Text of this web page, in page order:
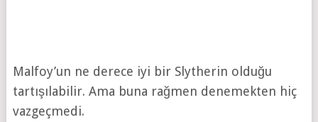
Malfoy’un ne derece iyi bir Slytherin olduğu
tartışılabilir. Ama buna rağmen denemekten hiç
vazgeçmedi.